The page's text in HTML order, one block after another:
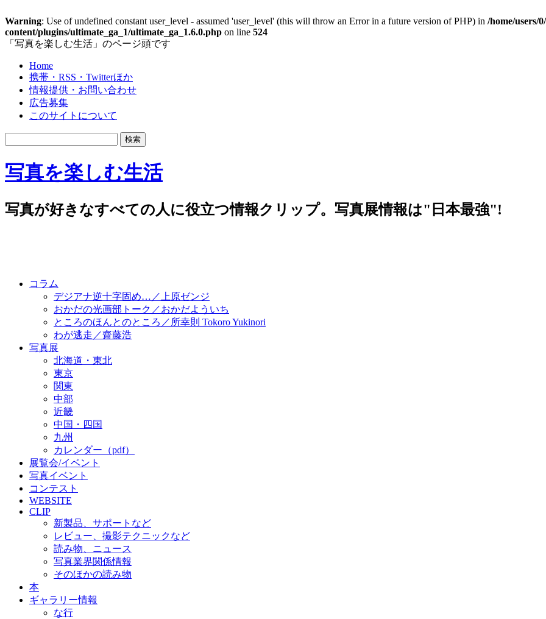
Warning: Use of undefined constant user_level - assumed 'user_level' (this will throw an Error in a future version of PHP) in /home/users/
content/plugins/ultimate_ga_1/ultimate_ga_1.6.0.php on line 524
「写真を楽しむ生活」のページ頭です
Home
携帯・RSS・Twitterほか
情報提供・お問い合わせ
広告募集
このサイトについて
写真を楽しむ生活
写真が好きなすべての人に役立つ情報クリップ。写真展情報は"日本最強"!
コラム
デジアナ逆十字固め…／上原ゼンジ
おかだの光画部トーク／おかだよういち
ところのほんとのところ／所幸則 Tokoro Yukinori
わが逃走／齋藤浩
写真展
北海道・東北
東京
関東
中部
近畿
中国・四国
九州
カレンダー（pdf）
展覧会/イベント
写真イベント
コンテスト
WEBSITE
CLIP
新製品、サポートなど
レビュー、撮影テクニックなど
読み物、ニュース
写真業界関係情報
そのほかの読み物
本
ギャラリー情報
な行